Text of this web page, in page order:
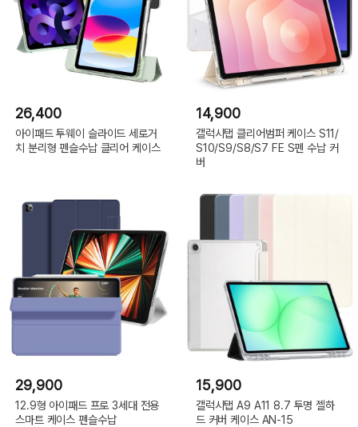
26,400
아이패드 투웨이 슬라이드 세로거
치 분리형 펜슬수납 클리어 케이스
14,900
갤럭시탭 클리어범퍼 케이스 S11/
S10/S9/S8/S7 FE S펜 수납 커
버
29,900
12.9형 아이패드 프로 3세대 전용
스마트 케이스 펜슬수납
15,900
갤럭시탭 A9 A11 8.7 투명 젤하
드 커버 케이스 AN-15